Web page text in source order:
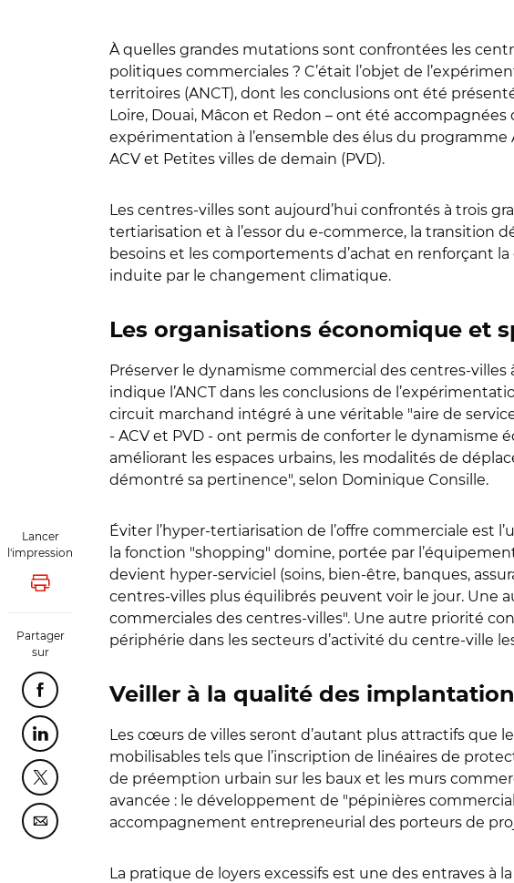
Lancer
l'impression
Lancer l'impression
Partager
sur
Partager cette page sur Facebook
Partager cette page sur Linkedin
Partager cette page sur Twitter
Partager cette page sur Courriel
À quelles grandes mutations sont confrontées les
politiques commerciales ? C’était l’objet de
territoires (ANCT), dont les conclusions ont été
Loire, Douai, Mâcon et Redon – ont été
expérimentation à l’ensemble des élus du
ACV et Petites villes de demain (PVD).
Les centres-villes sont aujourd’hui confrontés à trois
tertiarisation et à l’essor du e-commerce, la
besoins et les comportements d’achat en renforçant
induite par le changement climatique.
Les organisations économique et
Préserver le dynamisme commercial des centres-
indique l’ANCT dans les conclusions de
circuit marchand intégré à une véritable "aire de
- ACV et PVD - ont permis de conforter le dynamisme
améliorant les espaces urbains, les modalités de
démontré sa pertinence", selon Dominique Consille.
Éviter l’hyper-tertiarisation de l’offre commerciale est
la fonction "shopping" domine, portée par
devient hyper-serviciel (soins, bien-être, banques,
centres-villes plus équilibrés peuvent voir le jour. Une
commerciales des centres-villes". Une autre priorité
périphérie dans les secteurs d’activité du centre-ville
Veiller à la qualité des
Les cœurs de villes seront d’autant plus attractifs que
mobilisables tels que l’inscription de linéaires de
de préemption urbain sur les baux et les murs
avancée : le développement de "pépinières
accompagnement entrepreneurial des porteurs de
La pratique de loyers excessifs est une des entraves à